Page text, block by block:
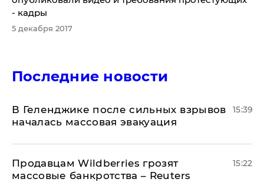
- кадры
5 декабря 2017
Последние новости
В Геленджике после сильных взрывов
началась массовая эвакуация
15:39
Продавцам Wildberries грозят
массовые банкротства – Reuters
15:22